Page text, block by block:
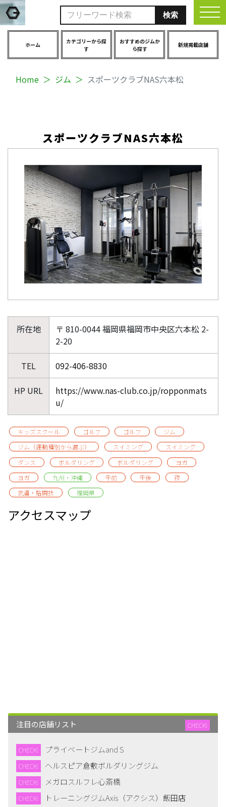
ホーム
カテゴリーから探
す
おすすめのジムか
ら探す
新規掲載店舗
Home ジム スポーツクラブNAS六本松
スポーツクラブNAS六本松
所在地
〒 810-0044 福岡県福岡市中央区六本松 2-
2-20
TEL 092-406-8830
HP URL
https://www.nas-club.co.jp/ropponmats
u/
キッズスクール ゴルフ ゴルフ
ジム
ジム（運動種別から選ぶ）
スイミング
スイミング
ダンス
ボルダリング ボルダリング
ヨガ
ヨガ
九州・沖縄 午前 午後
夜
武道・格闘技
福岡県
アクセスマップ
注目の店舗リスト CHECK!
CHECK! プライベートジムand S
CHECK! ヘルスピア倉敷ボルダリングジム
CHECK! メガロスルフレ心斎橋
CHECK! トレーニングジムAxis（アクシス）飯田店